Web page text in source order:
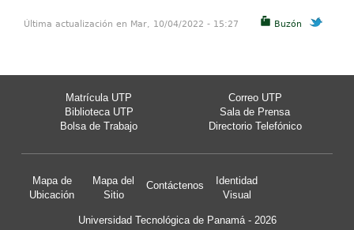
Buzón
Última actualización en Mar, 10/04/2022 - 15:27
Matrícula UTP
Correo UTP
Biblioteca UTP
Sala de Prensa
Bolsa de Trabajo
Directorio Telefónico
Mapa de
Ubicación
Mapa del
Sitio
Contáctenos
Identidad
Visual
Universidad Tecnológica de Panamá - 2026